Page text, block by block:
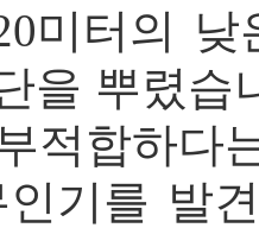
미터의
을 뿌렸습
적합하다
기를 발